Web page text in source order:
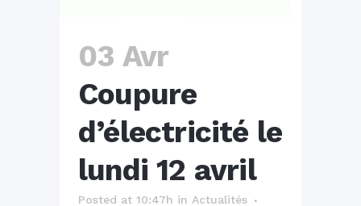
03 Avr
Coupure
d’électricité le
lundi 12 avril
Posted at 10:47h in Actualités